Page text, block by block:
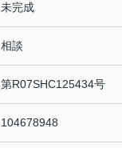
未完成
相談
第R07SHC125434号
104678948